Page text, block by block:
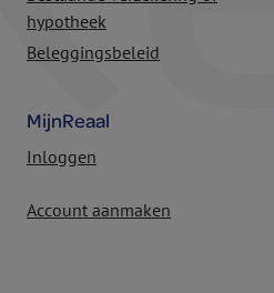
hypotheek
Beleggingsbeleid
MijnReaal
Inloggen
Account aanmaken